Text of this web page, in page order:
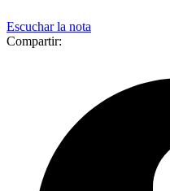
Escuchar la nota
Compartir: